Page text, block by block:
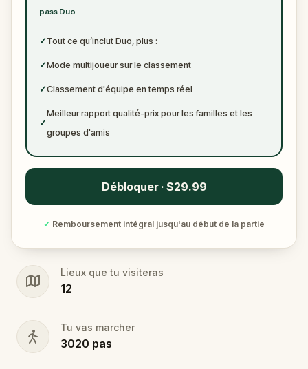
pass Duo
✓ Tout ce qu’inclut Duo, plus :
✓Mode multijoueur sur le classement
✓Classement d'équipe en temps réel
✓
Meilleur rapport qualité-prix pour les familles et les
groupes d'amis
Débloquer · $29.99
✓ Remboursement intégral jusqu'au début de la partie
Lieux que tu visiteras
12
Tu vas marcher
3020 pas